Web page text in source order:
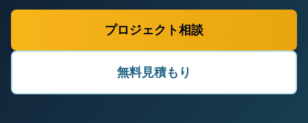
プロジェクト相談
無料見積もり